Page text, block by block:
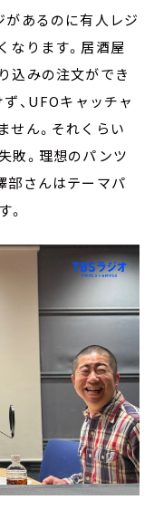
があるのに有人レジ
なります。居酒屋
込みの注文ができ
、UFOキャッチャ
せん。それくらい
敗。理想のパンツ
部さんはテーマパ
。